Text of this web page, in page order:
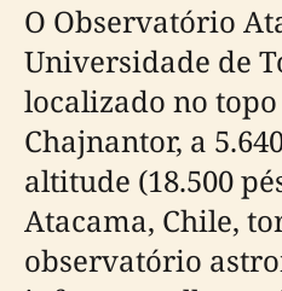
O Observatório
Universidade de
localizado no
Chajnantor, a
altitude (18.500
Atacama, Chile,
observatório